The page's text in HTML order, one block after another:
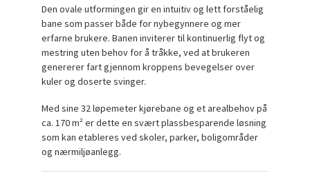
Den ovale utformingen gir en intuitiv og lett forståelig
bane som passer både for nybegynnere og mer
erfarne brukere. Banen inviterer til kontinuerlig flyt og
mestring uten behov for å tråkke, ved at brukeren
genererer fart gjennom kroppens bevegelser over
kuler og doserte svinger.
Med sine 32 løpemeter kjørebane og et arealbehov på
ca. 170 m² er dette en svært plassbesparende løsning
som kan etableres ved skoler, parker, boligområder
og nærmiljøanlegg.